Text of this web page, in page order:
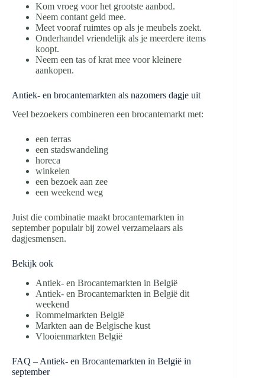
Kom vroeg voor het grootste aanbod.
Neem contant geld mee.
Meet vooraf ruimtes op als je meubels zoekt.
Onderhandel vriendelijk als je meerdere items
koopt.
Neem een tas of krat mee voor kleinere
aankopen.
Antiek- en brocantemarkten als nazomers dagje uit
Veel bezoekers combineren een brocantemarkt met:
een terras
een stadswandeling
horeca
winkelen
een bezoek aan zee
een weekend weg
Juist die combinatie maakt brocantemarkten in
september populair bij zowel verzamelaars als
dagjesmensen.
Bekijk ook
Antiek- en Brocantemarkten in België
Antiek- en Brocantemarkten in België dit
weekend
Rommelmarkten België
Markten aan de Belgische kust
Vlooienmarkten België
FAQ – Antiek- en Brocantemarkten in België in
september